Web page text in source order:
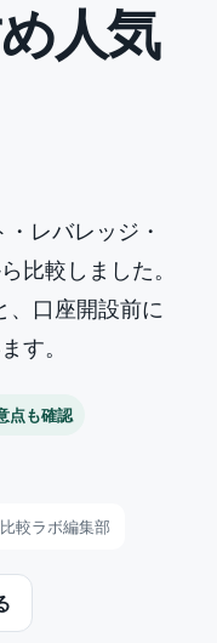
人気
レバレッジ・
比較しました。
、口座開設前に
す。
点も確認
較ラボ編集部